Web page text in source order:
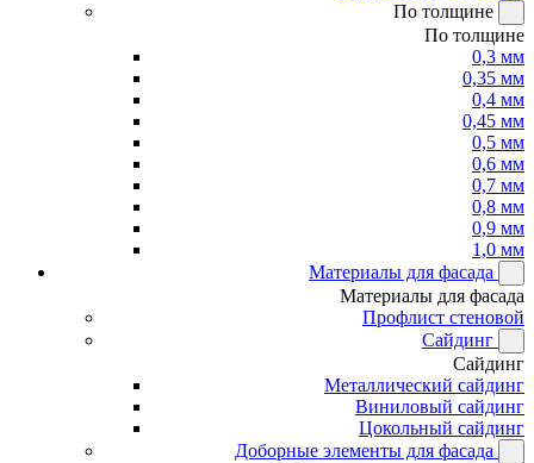
По толщине
По толщине
0,3 мм
0,35 мм
0,4 мм
0,45 мм
0,5 мм
0,6 мм
0,7 мм
0,8 мм
0,9 мм
1,0 мм
Материалы для фасада
Материалы для фасада
Профлист стеновой
Сайдинг
Сайдинг
Металлический сайдинг
Виниловый сайдинг
Цокольный сайдинг
Доборные элементы для фасада